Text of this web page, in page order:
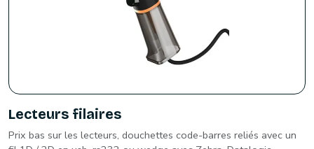
Lecteurs filaires
Prix bas sur les lecteurs, douchettes code-barres reliés avec un